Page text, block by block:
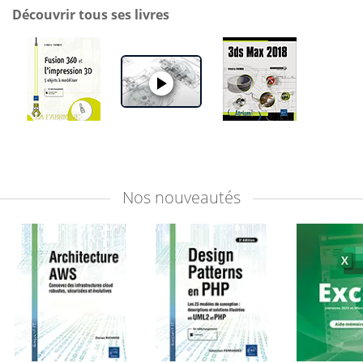
Découvrir tous ses livres
Nos nouveautés